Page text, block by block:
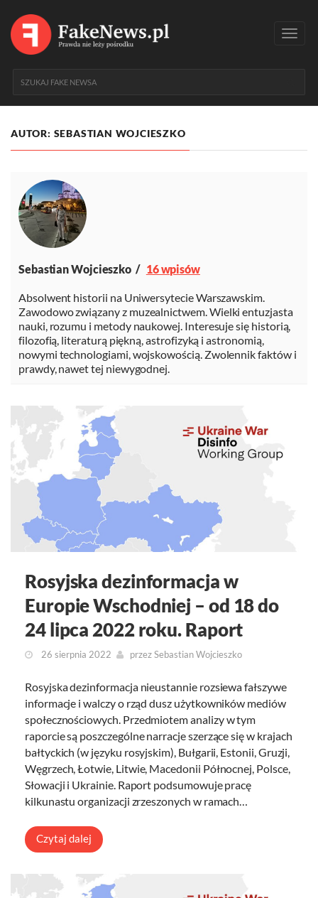
AUTOR: SEBASTIAN WOJCIESZKO
Sebastian Wojcieszko 16 wpisów
Absolwent historii na Uniwersytecie Warszawskim.
Zawodowo związany z muzealnictwem. Wielki entuzjasta
nauki, rozumu i metody naukowej. Interesuje się historią,
filozofią, literaturą piękną, astrofizyką i astronomią,
nowymi technologiami, wojskowością. Zwolennik faktów i
prawdy, nawet tej niewygodnej.
Rosyjska dezinformacja w
Europie Wschodniej – od 18 do
24 lipca 2022 roku. Raport
26 sierpnia 2022 przezSebastian Wojcieszko
Rosyjska dezinformacja nieustannie rozsiewa fałszywe
informacje i walczy o rząd dusz użytkowników mediów
społecznościowych. Przedmiotem analizy w tym
raporcie są poszczególne narracje szerzące się w krajach
bałtyckich (w języku rosyjskim), Bułgarii, Estonii, Gruzji,
Węgrzech, Łotwie, Litwie, Macedonii Północnej, Polsce,
Słowacji i Ukrainie. Raport podsumowuje pracę
kilkunastu organizacji zrzeszonych w ramach…
Czytaj dalej